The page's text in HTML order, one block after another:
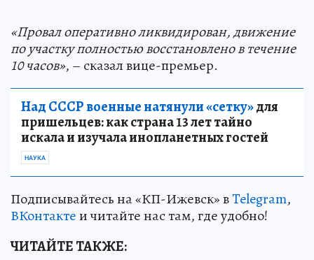
«Провал оперативно ликвидирован, движение
по участку полностью восстановлено в течение
10 часов», – сказал вице-премьер.
Над СССР военные натянули «сетку»для
пришельцев: как страна 13 лет тайно
искала и изучала инопланетных гостей
НАУКА
Подписывайтесь на «КП-Ижевск» вTelegram,
ВКонтактеи читайте нас там, где удобно!
ЧИТАЙТЕ ТАКЖЕ: